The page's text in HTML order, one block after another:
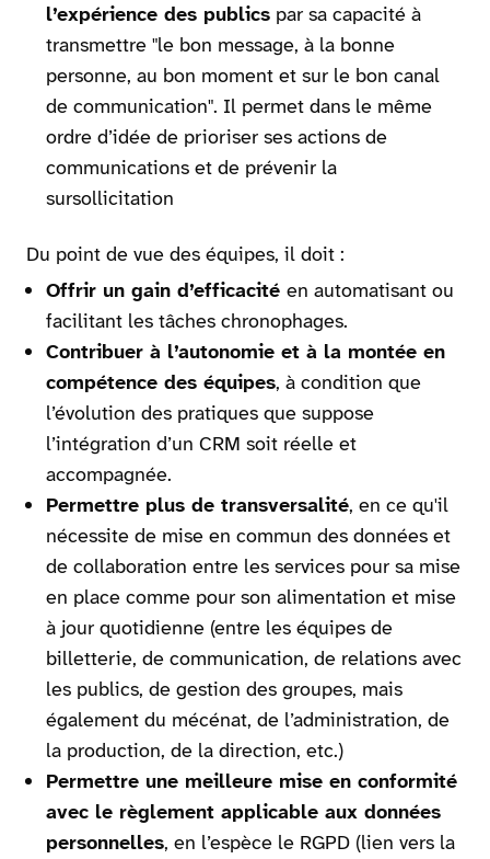
l’expérience des publics par sa capacité à
transmettre "le bon message, à la bonne
personne, au bon moment et sur le bon canal
de communication". Il permet dans le même
ordre d’idée de prioriser ses actions de
communications et de prévenir la
sursollicitation
Du point de vue des équipes, il doit :
Offrir un gain d’efficacité en automatisant ou
facilitant les tâches chronophages.
Contribuer à l’autonomie et à la montée en
compétence des équipes, à condition que
l’évolution des pratiques que suppose
l’intégration d’un CRM soit réelle et
accompagnée.
Permettre plus de transversalité, en ce qu'il
nécessite de mise en commun des données et
de collaboration entre les services pour sa mise
en place comme pour son alimentation et mise
à jour quotidienne (entre les équipes de
billetterie, de communication, de relations avec
les publics, de gestion des groupes, mais
également du mécénat, de l’administration, de
la production, de la direction, etc.)
Permettre une meilleure mise en conformité
avec le règlement applicable aux données
personnelles, en l’espèce le RGPD (lien vers la